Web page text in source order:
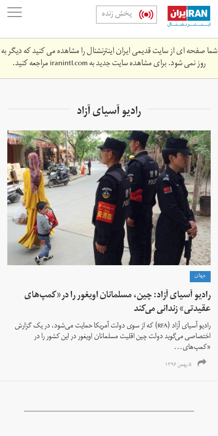
Skip
main
content
پخش زنده
شما صفحه ای از سایت قدیمی ایران اینترنشنال را مشاهده می کنید که دیگر به
روز نمی شود. برای مشاهده سایت جدید بهiranintl.comمراجعه کنید.
رادیو آسیای آزاد
جهان
رادیو آسیای آزاد: چین، مسلمانان اویغور را در«کمپ‌های
عقیدتی» زندانی می‌کند
رادیو آسیای آزاد (RFA) که از سوی دولت آمریکا حمایت می‌شود، در یک گزارش
اختصاصی می‌گوید دولت چین اقلیت مسلمانان اویغور در این کشور را در
«کمپ‌های...
۵ بهمن ۱۳۹۶